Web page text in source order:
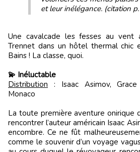
et leur inélégance. (citation
Une cavalcade les fesses au vent
Trennet dans un hôtel thermal chic
Bains ! La classe, quoi.
💫 Inéluctable
Distribution : Isaac Asimov,
Monaco
La toute première aventure onirique
rencontrer l’auteur américain Isaac
encombre. Ce ne fût
comme le souvenir d’un voyage